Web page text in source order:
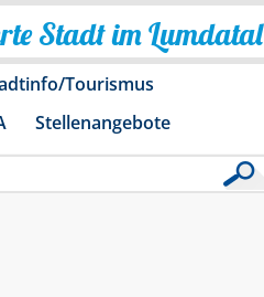
Stadt im Lumdatal
Tourismus
Stellenangebote